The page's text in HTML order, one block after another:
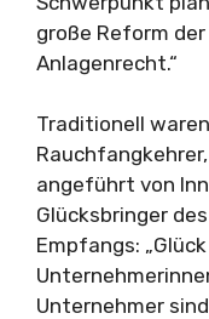
große Reform
Anlagenrecht.“
Traditionell
Rauchfangkehrer,
angeführt von
Glücksbringer des
Empfangs:
Unternehmer